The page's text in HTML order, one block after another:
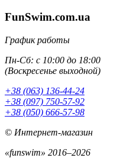
FunSwim.com.ua
График работы
Пн-Сб: с 10:00 до 18:00
(Воскресенье выходной)
+38 (063) 136-44-24
+38 (097) 750-57-92
+38 (050) 666-57-98
© Интернет-магазин
«funswim» 2016–2026